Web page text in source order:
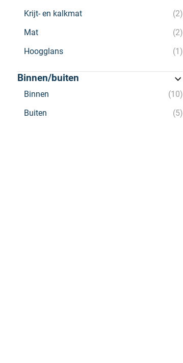
Krijt- en kalkmat
2
Mat
2
Hoogglans
1
Binnen/buiten
Binnen
10
Buiten
5